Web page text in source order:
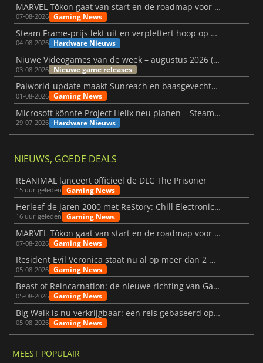
MARVEL Tōkon gaat van start en de roadmap voor jaar 1 is bekendgemaakt
07-08-2026 Gaming News
Steam Frame-prijs lekt uit en verplettert hoop op betaalbare VR
04-08-2026 Hardware Nieuws
Niuwe Videogames van de week – augustus 2026 (week 32)
03-08-2026 Nieuwe game releases
Palworld-update maakt Sunreach en baasgevechten stabieler
01-08-2026 Gaming News
Microsoft könnte Project Helix neu planen – Steam-Support wackelt
29-07-2026 Hardware Nieuws
NIEUWS, GOEDE DEALS
REANIMAL lanceert officieel de DLC The Prisoner
15 uur geleden Gaming News
Herleef de jaren 2000 met ReStory: Chill Electronics Repairs
16 uur geleden Gaming News
MARVEL Tōkon gaat van start en de roadmap voor jaar 1 is bekendgemaakt
07-08-2026 Gaming News
Resident Evil Veronica staat nu al op meer dan 2 miljoen verlanglijstjes
05-08-2026 Gaming News
Beast of Reincarnation: de nieuwe richting van Game Freak
05-08-2026 Gaming News
Big Walk is nu verkrijgbaar: een reis gebaseerd op vriendschap
05-08-2026 Gaming News
MEEST POPULAIR